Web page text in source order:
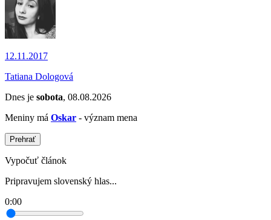
12.11.2017
Tatiana Dologová
Dnes je sobota, 08.08.2026
Meniny má Oskar - význam mena
Prehrať
Vypočuť článok
Pripravujem slovenský hlas...
0:00